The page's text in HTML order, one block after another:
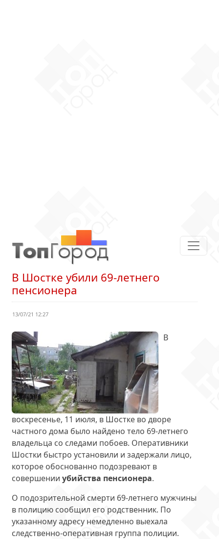
В Шостке убили 69-летнего
пенсионера
13/07/21 12:27
В
воскресенье, 11 июля, в Шостке во дворе
частного дома было найдено тело 69-летнего
владельца со следами побоев. Оперативники
Шостки быстро установили и задержали лицо,
которое обоснованно подозревают в
совершении убийства пенсионера.
О подозрительной смерти 69-летнего мужчины
в полицию сообщил его родственник. По
указанному адресу немедленно выехала
следственно-оперативная группа полиции.